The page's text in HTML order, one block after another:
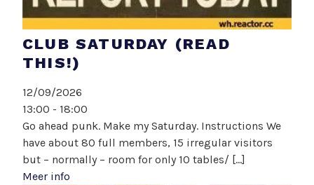
CLUB SATURDAY (READ
THIS!)
12/09/2026
13:00 - 18:00
Go ahead punk. Make my Saturday. Instructions We
have about 80 full members, 15 irregular visitors
but – normally – room for only 10 tables/ [...]
Meer info